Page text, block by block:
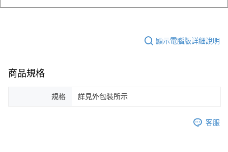
顯示電腦版詳細說明
商品規格
規格 詳見外包裝所示
客服